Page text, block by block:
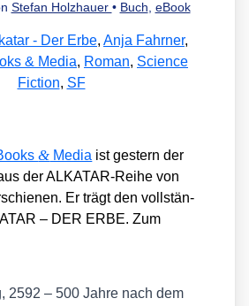
Stefan Holzhauer • Buch, eBook
- Der Erbe, Anja Fahrner,
& Media, Roman, Science
Fiction, SF
& Media ist ges­tern der
der ALKA­TAR-Rei­he von
Er trägt den voll­stän­
– DER ERBE. Zum
2592 – 500 Jah­re nach dem